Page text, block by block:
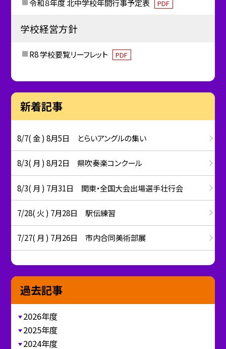
令和８年度 北中学校年間行事予定表 PDF
学校経営方針
R8 学校要覧リーフレット PDF
新着記事
8/7( 金 ) 8月5日 とらいアングルの集い
8/3( 月 ) 8月2日 県吹奏楽コンクール
8/3( 月 ) 7月31日 関東・全国大会出場選手壮行会
7/28( 火 ) 7月28日 駅伝練習
7/27( 月 ) 7月26日 市内合同美術部展
過去記事
2026年度
2025年度
2024年度